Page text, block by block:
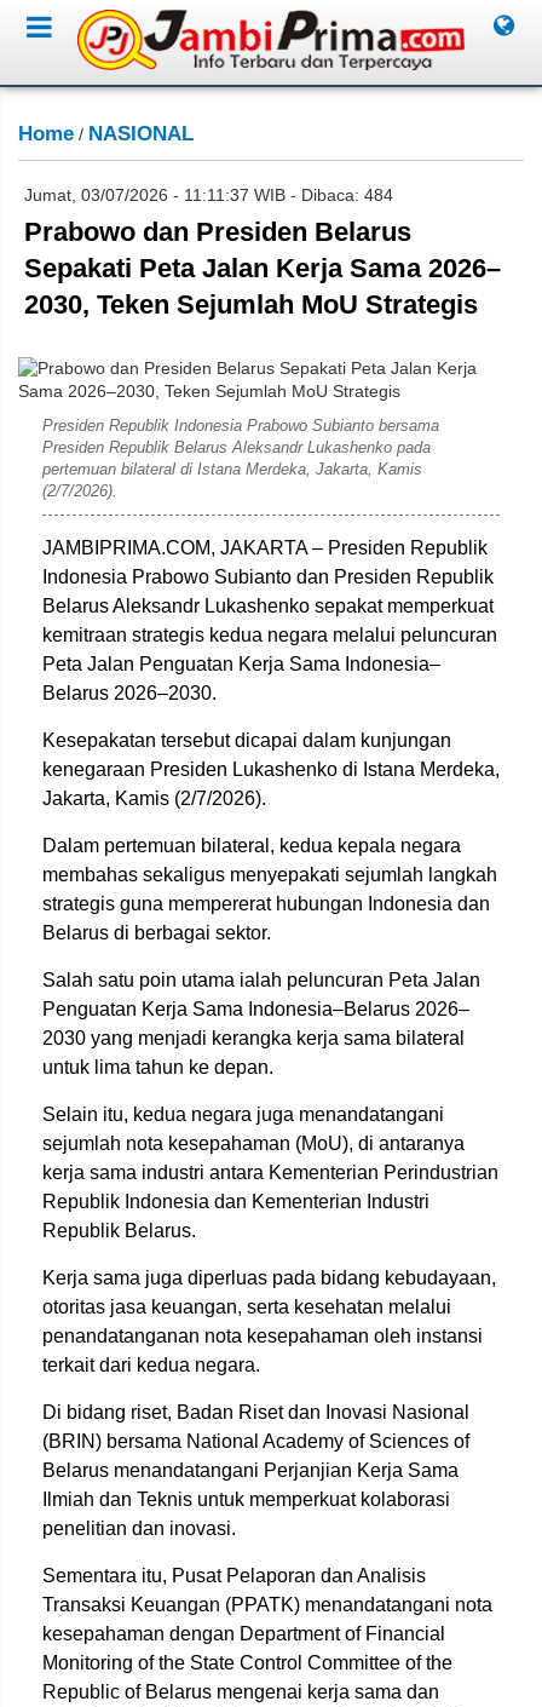
Home / NASIONAL
Jumat, 03/07/2026 - 11:11:37 WIB - Dibaca: 484
Prabowo dan Presiden Belarus
Sepakati Peta Jalan Kerja Sama 2026–
2030, Teken Sejumlah MoU Strategis
Presiden Republik Indonesia Prabowo Subianto bersama
Presiden Republik Belarus Aleksandr Lukashenko pada
pertemuan bilateral di Istana Merdeka, Jakarta, Kamis
(2/7/2026).
JAMBIPRIMA.COM, JAKARTA – Presiden Republik
Indonesia Prabowo Subianto dan Presiden Republik
Belarus Aleksandr Lukashenko sepakat memperkuat
kemitraan strategis kedua negara melalui peluncuran
Peta Jalan Penguatan Kerja Sama Indonesia–
Belarus 2026–2030.
Kesepakatan tersebut dicapai dalam kunjungan
kenegaraan Presiden Lukashenko di Istana Merdeka,
Jakarta, Kamis (2/7/2026).
Dalam pertemuan bilateral, kedua kepala negara
membahas sekaligus menyepakati sejumlah langkah
strategis guna mempererat hubungan Indonesia dan
Belarus di berbagai sektor.
Salah satu poin utama ialah peluncuran Peta Jalan
Penguatan Kerja Sama Indonesia–Belarus 2026–
2030 yang menjadi kerangka kerja sama bilateral
untuk lima tahun ke depan.
Selain itu, kedua negara juga menandatangani
sejumlah nota kesepahaman (MoU), di antaranya
kerja sama industri antara Kementerian Perindustrian
Republik Indonesia dan Kementerian Industri
Republik Belarus.
Kerja sama juga diperluas pada bidang kebudayaan,
otoritas jasa keuangan, serta kesehatan melalui
penandatanganan nota kesepahaman oleh instansi
terkait dari kedua negara.
Di bidang riset, Badan Riset dan Inovasi Nasional
(BRIN) bersama National Academy of Sciences of
Belarus menandatangani Perjanjian Kerja Sama
Ilmiah dan Teknis untuk memperkuat kolaborasi
penelitian dan inovasi.
Sementara itu, Pusat Pelaporan dan Analisis
Transaksi Keuangan (PPATK) menandatangani nota
kesepahaman dengan Department of Financial
Monitoring of the State Control Committee of the
Republic of Belarus mengenai kerja sama dan